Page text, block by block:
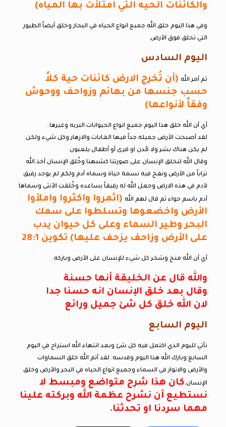
والكائنات الحيه التي امتلأت بها المياه)
وفي هذا اليوم خلق الله جميع انواع الحياه في البحار وخلق أيضاً الطيور
التي تحلق فوق الأرض.
اليوم السادس
ثم أمر الله (أن تُخرج الارض كائنات حية كلاً
حسب جنسها من بهائم وزواحف ووحوش
وفقاً لأنواعها)
أي أن الله خلق هذا اليوم جميع انواع الحيوانات البريه وغيرها..
لقد أصبحت الأرض جميله جداً فيها الغابات والازهار وكل شيء ولكن
لم يكن هناك بشر ولا مُدن او قرى أو أطفال يلعبون
وقال الله لنخلق الإنسان على صورتنا كشبهنا وخُلق الإنسان أخذ الله
تراباً من الأرض ونفخ فيه نسمة حياة وسماه آدم ولكم لم يوجد رفيق
لآدم في هذه الارض وجعل الله له رفيقاً يساعده وخُلقت الأنثى وسماها
آدم باسم حواء ثم قال لهم الله (اثمروا واكثروا واملأوا
الأرض واخضعوها وتسلطوا على سمك
البحر وطير السماء وعلى كل حيوان يدب
على الأرض وزاحف يزحف عليها) تكوين 28:1
أي أن الله منح وسَخر كل شيء للإنسان على الأرض وباركه.
والله قال عن الخليقة أنها حسنة
وقال بعد خلق الإنسان انه حسنا جدا
لان الله خلق كل شئ جميل ورائع
اليوم السابع
نأتي لليوم الذي اكتمل فيه كل شئ وبعد انتهاء الله استراح في اليوم
السابع وبارك الله هذا اليوم وقدسه. لقد أتم الله خلق السماوات
والأرض والانوار في السماء وجميع انواع الحياه في البحر والأرض وخلق
الإنسان.كان هذا شرح متواضع ومبسط لا
نستطيع أن نشرح عظمة الله وبركته علينا
مهما سردنا او تحدثنا.